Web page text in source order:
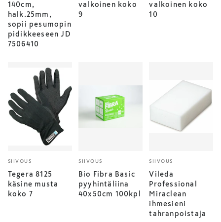
140cm,
halk.25mm,
sopii pesumopin
pidikkeeseen JD
7506410
valkoinen koko
9
valkoinen koko
10
SIIVOUS
Tegera 8125
käsine musta
koko 7
SIIVOUS
Bio Fibra Basic
pyyhintäliina
40x50cm 100kpl
SIIVOUS
Vileda
Professional
Miraclean
ihmesieni
tahranpoistaja